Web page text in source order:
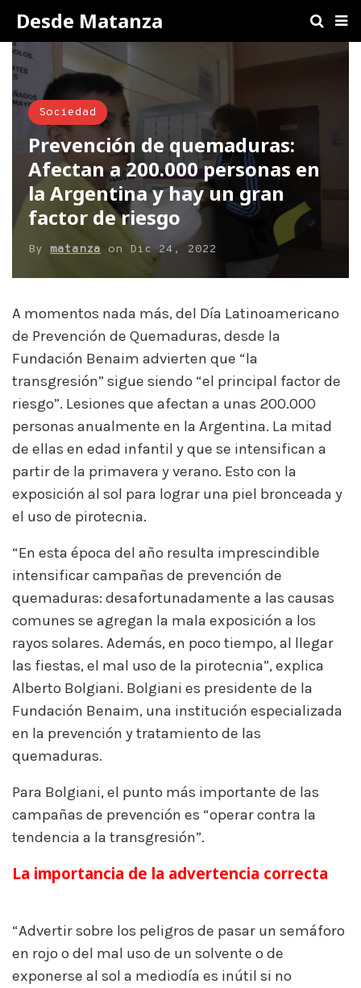
Desde Matanza
Sociedad
Prevención de quemaduras:
Afectan a 200.000 personas en
la Argentina y hay un gran
factor de riesgo
By matanza on Dic 24, 2022
A momentos nada más, del Día Latinoamericano
de Prevención de Quemaduras, desde la
Fundación Benaim advierten que “la
transgresión” sigue siendo “el principal factor de
riesgo”. Lesiones que afectan a unas 200.000
personas anualmente en la Argentina. La mitad
de ellas en edad infantil y que se intensifican a
partir de la primavera y verano. Esto con la
exposición al sol para lograr una piel bronceada y
el uso de pirotecnia.
“En esta época del año resulta imprescindible
intensificar campañas de prevención de
quemaduras: desafortunadamente a las causas
comunes se agregan la mala exposición a los
rayos solares. Además, en poco tiempo, al llegar
las fiestas, el mal uso de la pirotecnia”, explica
Alberto Bolgiani. Bolgiani es presidente de la
Fundación Benaim, una institución especializada
en la prevención y tratamiento de las
quemaduras.
Para Bolgiani, el punto más importante de las
campañas de prevención es “operar contra la
tendencia a la transgresión”.
La importancia de la advertencia correcta
“Advertir sobre los peligros de pasar un semáforo
en rojo o del mal uso de un solvente o de
exponerse al sol a mediodía es inútil si no